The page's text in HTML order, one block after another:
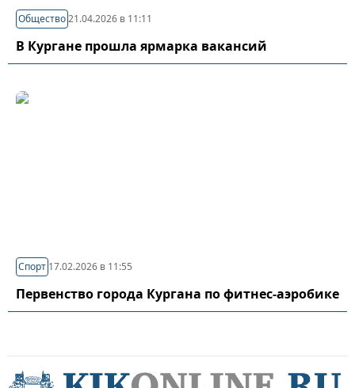
Общество21.04.2026 в 11:11
В Кургане прошла ярмарка вакансий
Спорт 17.02.2026 в 11:55
Первенство города Кургана по фитнес-аэробике